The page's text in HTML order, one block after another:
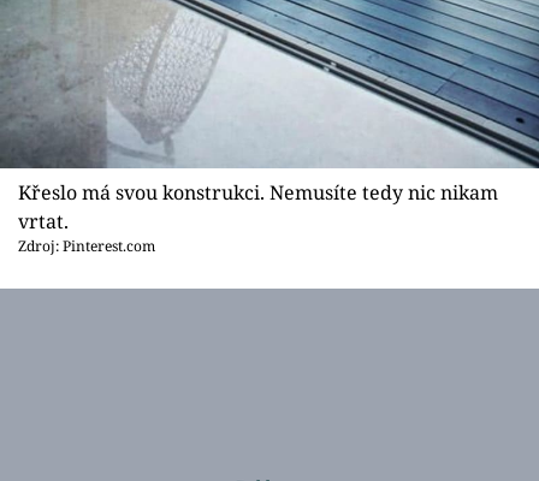
Křeslo má svou konstrukci. Nemusíte tedy nic nikam
vrtat.
Zdroj: Pinterest.com